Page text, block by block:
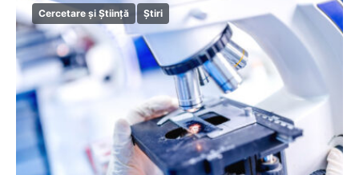
Cercetare și Știință Știri